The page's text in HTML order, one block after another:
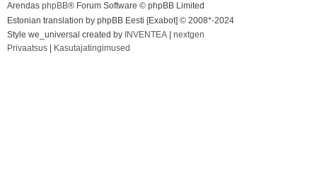
Arendas phpBB® Forum Software © phpBB Limited
Estonian translation by phpBB Eesti [Exabot] © 2008*-2024
Style we_universal created by INVENTEA
nextgen
Privaatsus
Kasutajatingimused